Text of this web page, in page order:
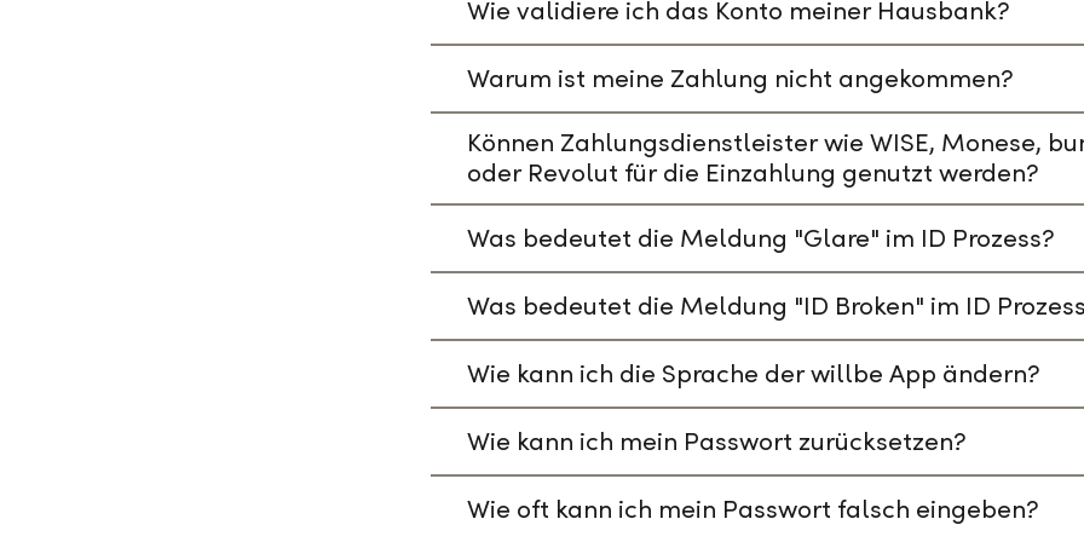
Wie validiere ich das Konto meiner Hausbank?
Warum ist meine Zahlung nicht angekommen?
Können Zahlungsdienstleister wie WISE, Monese,
oder Revolut für die Einzahlung genutzt werden?
Was bedeutet die Meldung "Glare" im ID Prozess?
Was bedeutet die Meldung "ID Broken" im ID
Wie kann ich die Sprache der willbe App ändern?
Wie kann ich mein Passwort zurücksetzen?
Wie oft kann ich mein Passwort falsch eingeben?